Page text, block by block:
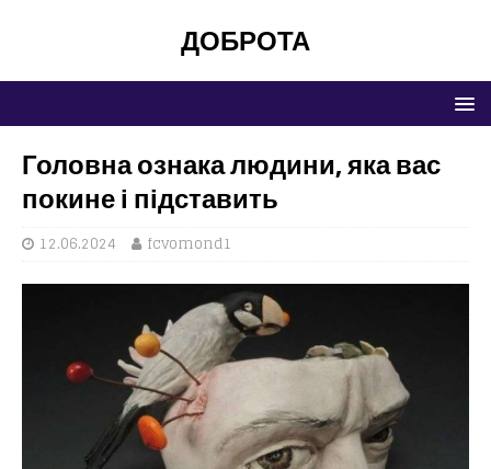
ДОБРОТА
Головна ознака людини, яка вас
покине і підставить
12.06.2024 fcvomond1